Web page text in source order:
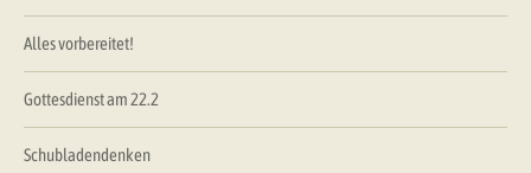
Alles vorbereitet!
Gottesdienst am 22.2
Schubladendenken